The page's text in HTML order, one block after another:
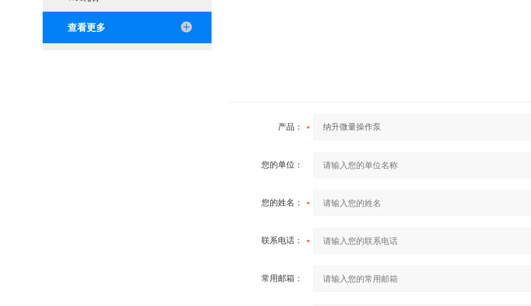
查看更多
产品：
您的单位：
您的姓名：
联系电话：
常用邮箱：